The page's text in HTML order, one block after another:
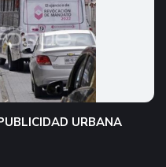
URBANA